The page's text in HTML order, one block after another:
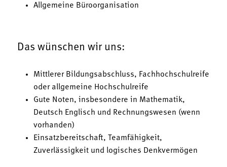
Allgemeine Büroorganisation
Das wünschen wir uns:
Mittlerer Bildungsabschluss, Fachhochschulreife
oder allgemeine Hochschulreife
Gute Noten, insbesondere in Mathematik,
Deutsch Englisch und Rechnungswesen (wenn
vorhanden)
Einsatzbereitschaft, Teamfähigkeit,
Zuverlässigkeit und logisches Denkvermögen